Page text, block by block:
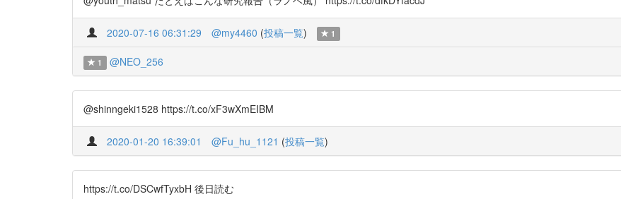
2020-07-16 06:31:29 @my4460 (投稿一覧) 1
1 @NEO_256
@shinngeki1528 https://t.co/xF3wXmEIBM
2020-01-20 16:39:01 @Fu_hu_1121 (投稿一覧)
https://t.co/DSCwfTyxbH 後日読む